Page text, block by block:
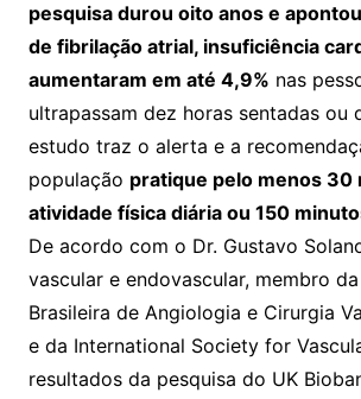
pesquisa durou oito anos e
de fibrilação atrial, insuficiência
aumentaram em até 4,9% nas
ultrapassam dez horas sentadas ou
estudo traz o alerta e a
população pratique pelo menos 30
atividade física diária ou 150
De acordo com o Dr. Gustavo
vascular e endovascular, membro
Brasileira de Angiologia e Cirurgia
e da International Society for
resultados da pesquisa do UK